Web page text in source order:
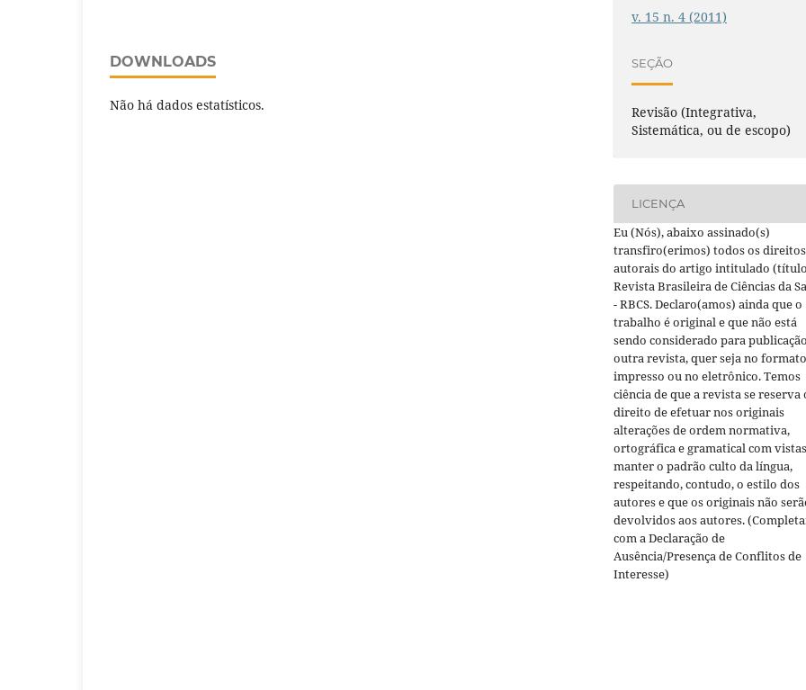
DOWNLOADS
Não há dados estatísticos.
v. 15 n. 4 (2011)
SEÇÃO
Revisão (Integrativa,
Sistemática, ou de escopo)
LICENÇA
Eu (Nós), abaixo assinado(s)
transfiro(erimos) todos os direitos
autorais do artigo intitulado
Revista Brasileira de Ciências da
- RBCS. Declaro(amos) ainda que o
trabalho é original e que não está
sendo considerado para
outra revista, quer seja no formato
impresso ou no eletrônico. Temos
ciência de que a revista se reserva
direito de efetuar nos originais
alterações de ordem normativa,
ortográfica e gramatical com
manter o padrão culto da língua,
respeitando, contudo, o estilo dos
autores e que os originais não
devolvidos aos autores.
com a Declaração de
Ausência/Presença de Conflitos de
Interesse)